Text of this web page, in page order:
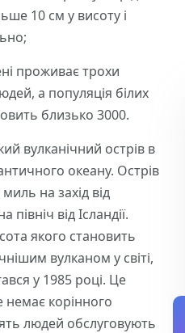
10 см у висоту і
проживає трохи
а популяція білих
близько 3000.
вулканічний острів в
океану. Острів
на захід від
північ від Ісландії.
якого становить
вулканом у світі,
у 1985 році. Це
немає корінного
людей обслуговують